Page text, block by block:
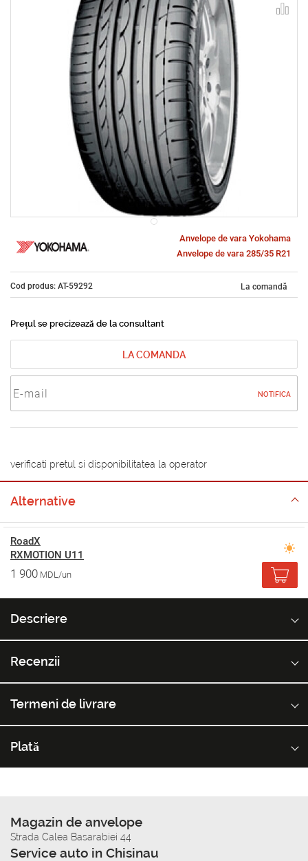
Anvelope de vara Yokohama
Anvelope de vara 285/35 R21
Cod produs: AT-59292 La comandă
Prețul se precizează de la consultant
LA COMANDA
NOTIFICA
verificati pretul si disponibilitatea la operator
Alternative
RoadX
RXMOTION U11
1 900 MDL/un
Descriere
Recenzii
Termeni de livrare
Plată
Magazin de anvelope
Strada Calea Basarabiei 44
Service auto in Chisinau